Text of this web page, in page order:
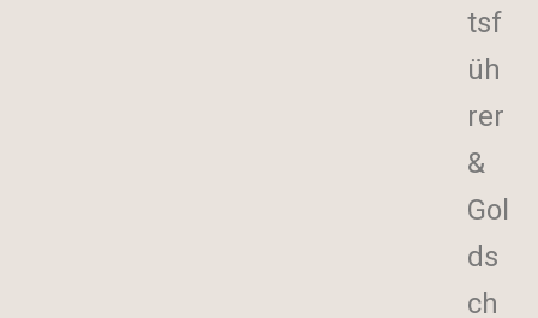
tsf
üh
rer
&
Gol
ds
ch